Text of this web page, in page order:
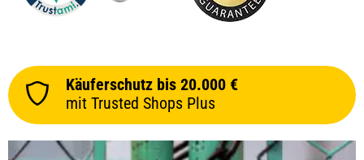
Käuferschutz bis 20.000 €
mit Trusted Shops Plus